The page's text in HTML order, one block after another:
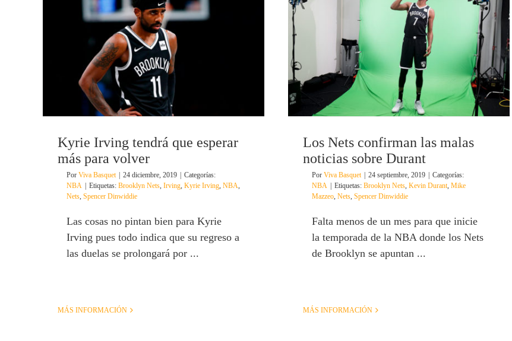
Kyrie Irving tendrá que esperar
más para volver
Por Viva Basquet 24 diciembre, 2019
Categorías:
NBA
Etiquetas: Brooklyn Nets, Irving, Kyrie Irving, NBA,
Nets, Spencer Dinwiddie
Las cosas no pintan bien para Kyrie
Irving pues todo indica que su regreso a
las duelas se prolongará por ...
MÁS INFORMACIÓN
Los Nets confirman las malas
noticias sobre Durant
Por Viva Basquet 24 septiembre, 2019
Categorías:
NBA
Etiquetas: Brooklyn Nets, Kevin Durant, Mike
Mazzeo, Nets, Spencer Dinwiddie
Falta menos de un mes para que inicie
la temporada de la NBA donde los Nets
de Brooklyn se apuntan ...
MÁS INFORMACIÓN